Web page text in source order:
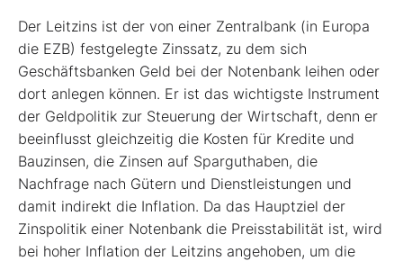
Der Leitzins ist der von einer Zentralbank (in Europa
die EZB) festgelegte Zinssatz, zu dem sich
Geschäftsbanken Geld bei der Notenbank leihen oder
dort anlegen können. Er ist das wichtigste Instrument
der Geldpolitik zur Steuerung der Wirtschaft, denn er
beeinflusst gleichzeitig die Kosten für Kredite und
Bauzinsen, die Zinsen auf Sparguthaben, die
Nachfrage nach Gütern und Dienstleistungen und
damit indirekt die Inflation. Da das Hauptziel der
Zinspolitik einer Notenbank die Preisstabilität ist, wird
bei hoher Inflation der Leitzins angehoben, um die